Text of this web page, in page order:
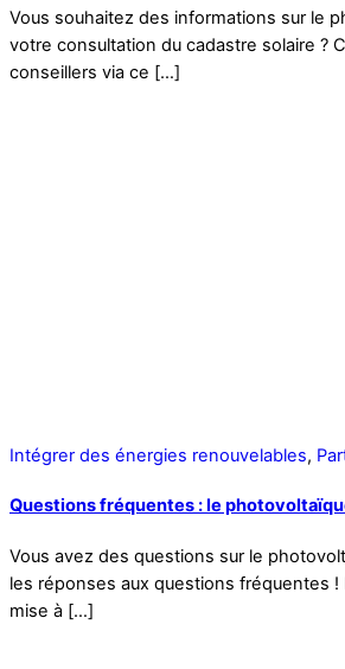
Vous souhaitez des informations sur le
votre consultation du cadastre solaire ?
conseillers via ce […]
Intégrer des énergies renouvelables,
Questions fréquentes : le
Vous avez des questions sur le
les réponses aux questions fréquentes !
mise à […]